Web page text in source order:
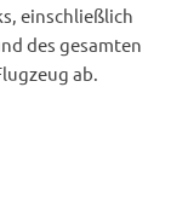
einschließlich
des gesamten
ab.